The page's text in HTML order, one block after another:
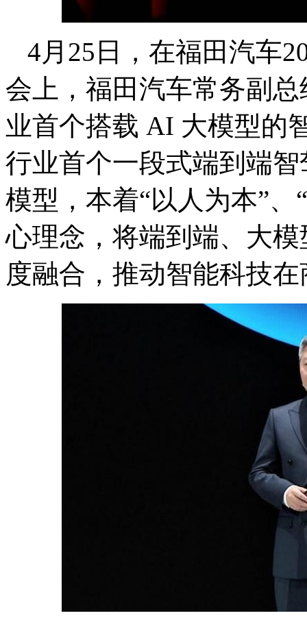
4月25日，在福田汽车
会上，福田汽车常务副
业首个搭载 AI 大模型
行业首个一段式端到端
模型，本着“以人为本”
心理念，将端到端、大
度融合，推动智能科技